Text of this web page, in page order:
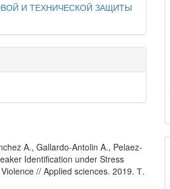
И ТЕХНИЧЕСКОЙ ЗАЩИТЫ
A., Gallardo-Antolin A., Pelaez-
Identification under Stress
// Applied sciences. 2019. Т.